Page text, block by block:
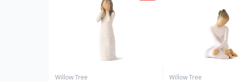
Willow Tree Willow Tree